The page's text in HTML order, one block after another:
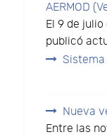
AERMOD
El 9 de julio
publicó
Sistema
Nueva
Entre las